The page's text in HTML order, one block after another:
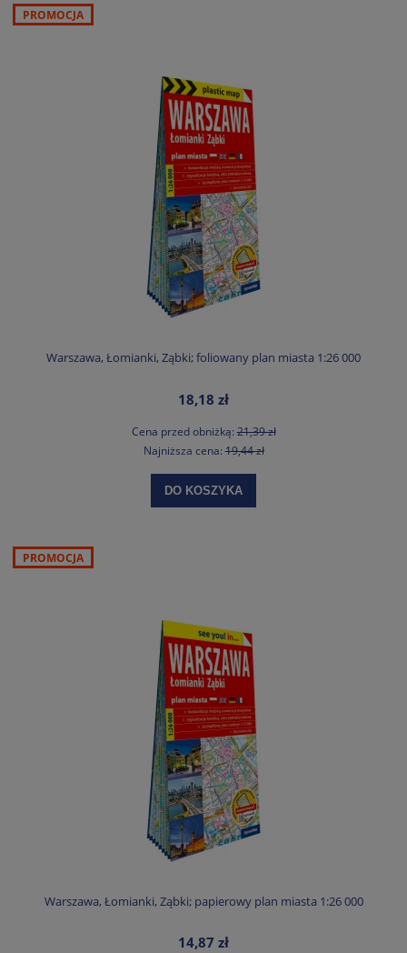
Warszawa, Łomianki, Ząbki; foliowany plan miasta 1:26 000
18,18 zł
Cena przed obniżką:21,39 zł
Najniższa cena:19,44 zł
DO KOSZYKA
PROMOCJA
Warszawa, Łomianki, Ząbki; papierowy plan miasta 1:26 000
14,87 zł
PROMOCJA